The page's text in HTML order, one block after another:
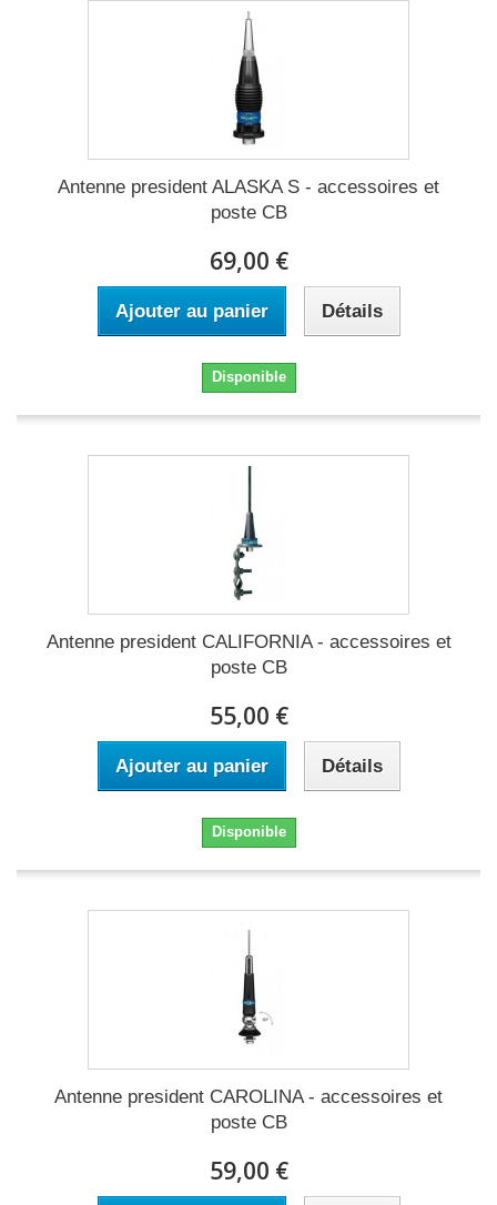
Antenne president ALASKA S - accessoires et
poste CB
69,00 €
Ajouter au panier Détails
Disponible
Antenne president CALIFORNIA - accessoires et
poste CB
55,00 €
Ajouter au panier Détails
Disponible
Antenne president CAROLINA - accessoires et
poste CB
59,00 €